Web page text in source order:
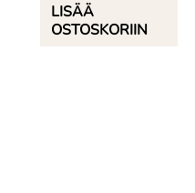
LISÄÄ
OSTOSKORIIN